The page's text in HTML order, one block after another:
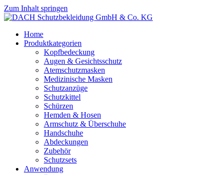
Zum Inhalt springen
Home
Produktkategorien
Kopfbedeckung
Augen & Gesichtsschutz
Atemschutzmasken
Medizinische Masken
Schutzanzüge
Schutzkittel
Schürzen
Hemden & Hosen
Armschutz & Überschuhe
Handschuhe
Abdeckungen
Zubehör
Schutzsets
Anwendung